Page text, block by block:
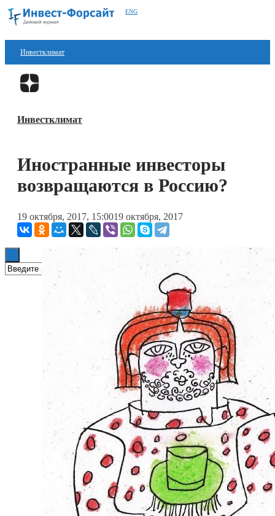
ENG
Инвестклимат
Финансы
Блокчейн
Книги
Инвестклимат
Иностранные инвесторы
возвращаются в Россию?
19 октября, 2017, 15:0019 октября, 2017